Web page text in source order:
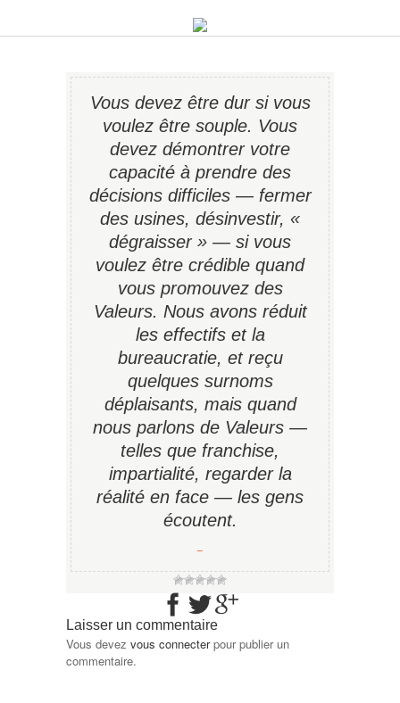
Vous devez être dur si vous
voulez être souple. Vous
devez démontrer votre
capacité à prendre des
décisions difficiles — fermer
des usines, désinvestir, «
dégraisser » — si vous
voulez être crédible quand
vous promouvez des
Valeurs. Nous avons réduit
les effectifs et la
bureaucratie, et reçu
quelques surnoms
déplaisants, mais quand
nous parlons de Valeurs —
telles que franchise,
impartialité, regarder la
réalité en face — les gens
écoutent.
−
Laisser un commentaire
Vous devez vous connecterpour publier un
commentaire.